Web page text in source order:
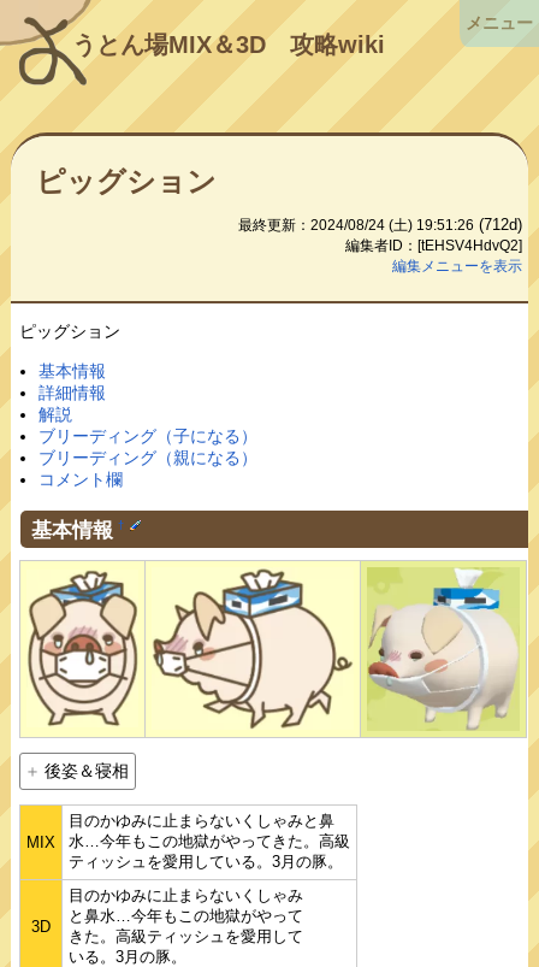
うとん場MIX＆3D攻略wiki
ピッグション
最終更新：2024/08/24 (土) 19:51:26 (712d)
編集者ID：[tEHSV4HdvQ2]
編集メニューを表示
ピッグション
基本情報
詳細情報
解説
ブリーディング（子になる）
ブリーディング（親になる）
コメント欄
基本情報 †
後姿＆寝相
MIX
目のかゆみに止まらないくしゃみと鼻
水…今年もこの地獄がやってきた。高級
ティッシュを愛用している。3月の豚。
3D
目のかゆみに止まらないくしゃみ
と鼻水…今年もこの地獄がやって
きた。高級ティッシュを愛用して
いる。3月の豚。
メニュー